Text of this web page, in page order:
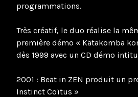
programmations.
Très créatif, le duo réalise la
première démo « Kätakomba
dès 1999 avec un CD démo
2001 : Beat in ZEN produit un
Instinct Coïtus »